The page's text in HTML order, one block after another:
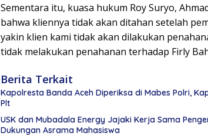
Sementara itu, kuasa hukum Roy Suryo,
bahwa kliennya tidak akan ditahan setelah
yakin klien kami tidak akan dilakukan
tidak melakukan penahanan terhadap Firly
Berita Terkait
Kapolresta Banda Aceh Diperiksa di Mabes Polri,
Plt
USK dan Mubadala Energy Jajaki Kerja Sama
Dukungan Asrama Mahasiswa